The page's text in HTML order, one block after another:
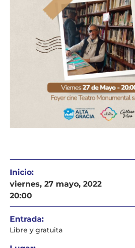
Inicio:
viernes, 27 mayo, 2022
20:00
Entrada:
Libre y gratuita